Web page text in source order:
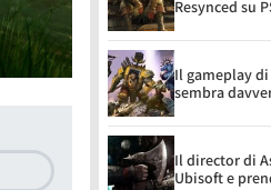
Resynced su
Il gameplay
sembra
Il director di
Ubisoft e